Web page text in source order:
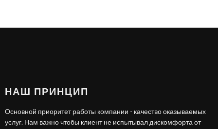
НАШ ПРИНЦИП
Основной приоритет работы компании - качество оказываемых
услуг. Нам важно чтобы клиент не испытывал дискомфорта от